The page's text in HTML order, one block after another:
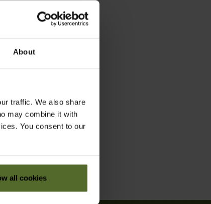
About
traffic. We also share
may combine it with
You consent to our
all cookies